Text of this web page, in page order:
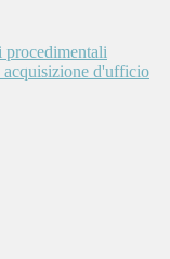
d'ufficio